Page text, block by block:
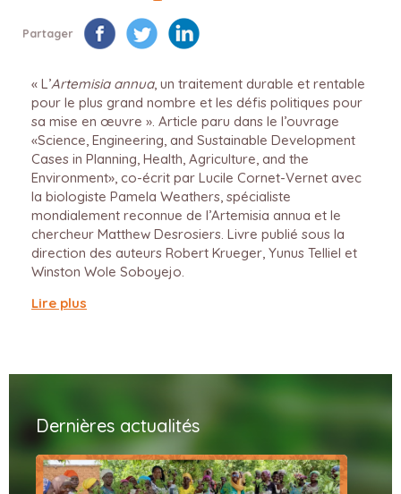
Partager
« L’Artemisia annua, un traitement durable et rentable
pour le plus grand nombre et les défis politiques pour
sa mise en œuvre ». Article paru dans le l’ouvrage
«Science, Engineering, and Sustainable Development
Cases in Planning, Health, Agriculture, and the
Environment», co-écrit par Lucile Cornet-Vernet avec
la biologiste Pamela Weathers, spécialiste
mondialement reconnue de l’Artemisia annua et le
chercheur Matthew Desrosiers. Livre publié sous la
direction des auteurs Robert Krueger, Yunus Telliel et
Winston Wole Soboyejo.
Lire plus
Dernières actualités